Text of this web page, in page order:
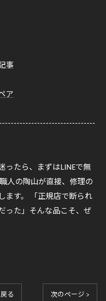
事
ア
ったら、まずはLINEで無
人の陶山が直接、修理の
ます。 「正規店で断られ
った」そんな品こそ、ぜ
る 次のページ >